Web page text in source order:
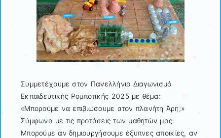
Συμμετέχουμε στον Πανελλήνιο Διαγωνισμό
Εκπαιδευτικής Ρομποτικής 2025 με θέμα:
«Μπορούμε να επιβιώσουμε στον πλανήτη Άρη;»
Σύμφωνα με τις προτάσεις των μαθητών μας:
Μπορούμε αν δημιουργήσουμε έξυπνες αποικίες, αν